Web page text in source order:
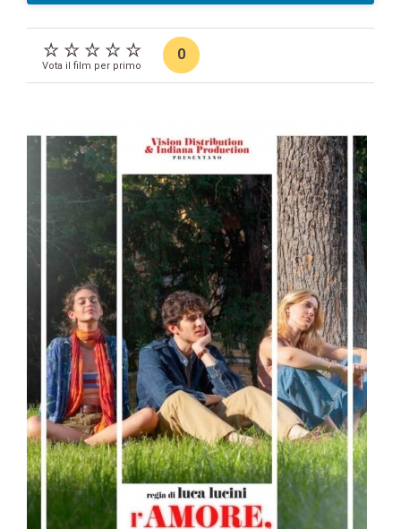
Vota il film per primo
0